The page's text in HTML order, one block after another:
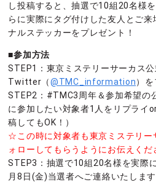
し投稿すると、抽選で10組20名様
らに実際にタグ付けした友人とご
ナルステッカーをプレゼント！
■参加方法
STEP1：東京ミステリーサーカス公
Twitter（@TMC_information）を
STEP2：#TMC3周年＆参加希望の
に参加したい対象者1人をリプライ
稿してもOK！）
☆この時に対象者も東京ミステリ
ォローしてもらうようにお伝えく
STEP3：抽選で10組20名様を実際
月8日(金)当選者へご連絡いたします